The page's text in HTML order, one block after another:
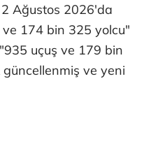
2 Ağustos 2026'da
174 bin 325 yolcu"
"935 uçuş ve 179 bin
güncellenmiş ve yeni